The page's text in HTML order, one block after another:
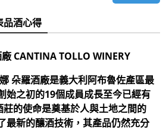
品酒心得
CANTINA TOLLO WINERY
朵羅酒廠是義大利阿布魯佐產區最
始之初的19個成員成長至今已經有
的使命是奠基於人與土地之間的
最新的釀酒技術，其產品仍然充分